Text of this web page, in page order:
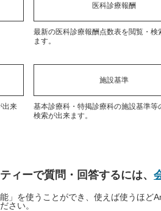
医科診療報酬
最新の医科診療報酬点数表を閲覧・検
ます。
出来
施設基準
基本診療科・特掲診療科の施設基準等
検索が出来ます。
ィーで質問・回答するには、
」を使うことができ、使えば使うほど
さい。